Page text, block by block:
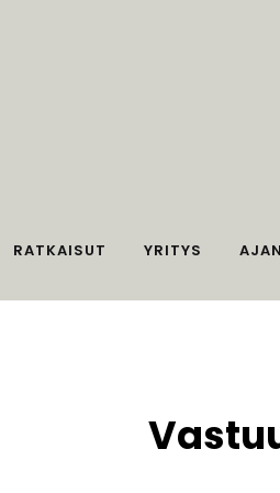
RATKAISUT YRITYS